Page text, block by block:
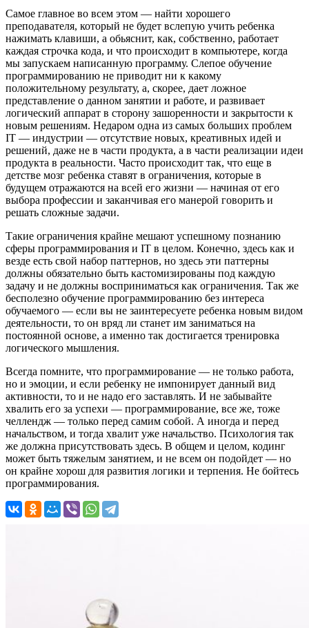
Самое главное во всем этом — найти хорошего
преподавателя, который не будет вслепую учить ребенка
нажимать клавиши, а обьяснит, как, собственно, работает
каждая строчка кода, и что происходит в компьютере, когда
мы запускаем написанную программу. Слепое обучение
программированию не приводит ни к какому
положительному результату, а, скорее, дает ложное
представление о данном занятии и работе, и развивает
логический аппарат в сторону зашоренности и закрытости к
новым решениям. Недаром одна из самых больших проблем
IT — индустрии — отсутствие новых, креативных идей и
решений, даже не в части продукта, а в части реализации идеи
продукта в реальности. Часто происходит так, что еще в
детстве мозг ребенка ставят в ограничения, которые в
будущем отражаются на всей его жизни — начиная от его
выбора профессии и заканчивая его манерой говорить и
решать сложные задачи.
Такие ограничения крайне мешают успешному познанию
сферы программирования и IT в целом. Конечно, здесь как и
везде есть свой набор паттернов, но здесь эти паттерны
должны обязательно быть кастомизированы под каждую
задачу и не должны восприниматься как ограничения. Так же
бесполезно обучение программированию без интереса
обучаемого — если вы не заинтересуете ребенка новым видом
деятельности, то он вряд ли станет им заниматься на
постоянной основе, а именно так достигается тренировка
логического мышления.
Всегда помните, что программирование — не только работа,
но и эмоции, и если ребенку не импонирует данный вид
активности, то и не надо его заставлять. И не забывайте
хвалить его за успехи — программирование, все же, тоже
челлендж — только перед самим собой. А иногда и перед
начальством, и тогда хвалит уже начальство. Психология так
же должна присутствовать здесь. В общем и целом, кодинг
может быть тяжелым занятием, и не всем он подойдет — но
он крайне хорош для развития логики и терпения. Не бойтесь
программирования.